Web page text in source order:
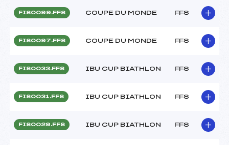
FIS0099.FFS COUPE DU MONDE FFS
FIS0097.FFS COUPE DU MONDE FFS
FIS0033.FFS IBU CUP BIATHLON FFS
FIS0031.FFS IBU CUP BIATHLON FFS
FIS0029.FFS IBU CUP BIATHLON FFS